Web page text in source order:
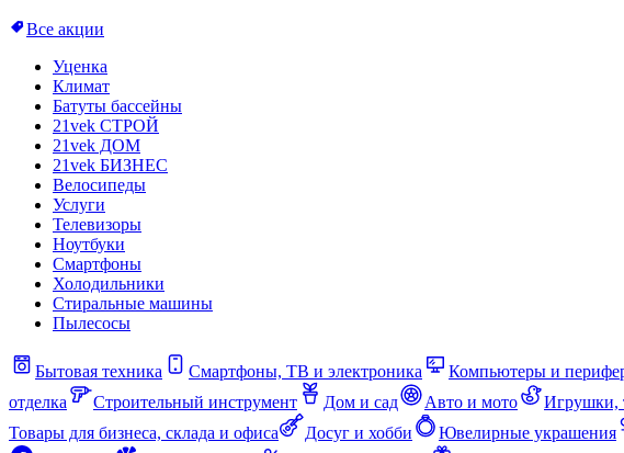
Все акции
Уценка
Климат
Батуты бассейны
21vek СТРОЙ
21vek ДОМ
21vek БИЗНЕС
Велосипеды
Услуги
Телевизоры
Ноутбуки
Смартфоны
Холодильники
Стиральные машины
Пылесосы
Бытовая техника Смартфоны, ТВ и электроника Компьютеры и
отделка
Строительный инструмент Дом и сад Авто и мото Игрушки,
Товары для бизнеса, склада и офиса
Досуг и хобби Ювелирные украшения